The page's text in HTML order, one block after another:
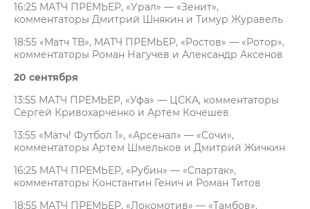
16:25 МАТЧ ПРЕМЬЕР, «Урал» — «Зенит»,
комментаторы Дмитрий Шнякин и Тимур Журавель
18:55 «Матч ТВ», МАТЧ ПРЕМЬЕР, «Ростов» — «Ротор»,
комментаторы Роман Нагучев и Александр Аксенов
20 сентября
13:55 МАТЧ ПРЕМЬЕР, «Уфа» — ЦСКА, комментаторы
Сергей Кривохарченко и Артем Кочешев
13:55 «Матч! Футбол 1», «Арсенал» — «Сочи»,
комментаторы Артем Шмельков и Дмитрий Жичкин
16:25 МАТЧ ПРЕМЬЕР, «Рубин» — «Спартак»,
комментаторы Константин Генич и Роман Титов
18:55 МАТЧ ПРЕМЬЕР, «Локомотив» — «Тамбов»,